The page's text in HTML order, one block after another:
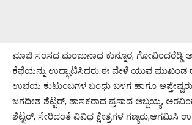
ಮಾಜಿ ಸಂಸದ ಮಂಜುನಾಥ ಕುನ್ನೂರ, ಗೋವಿಂದರೆಡ್ಡಿ
ಕೆಫೆಯನ್ನು ಉದ್ಘಾಟಿಸಿದರು.ಈ ವೇಳೆ ಯುವ ಮುಖಂಡ
ಉಭಯ ಕುಟುಂಬಗಳ ಬಂಧು ಬಳಗ ಹಾಗೂ
ಜಗದೀಶ ಶೆಟ್ಟರ್, ಶಾಸಕರಾದ ಪ್ರಸಾದ ಅಬ್ಬಯ್ಯ,
ಶೆಟ್ಟರ್, ಸೇರಿದಂತೆ ವಿವಿಧ ಕ್ಷೇತ್ರಗಳ ಗಣ್ಯರು,ಆಗಮಿಸಿ